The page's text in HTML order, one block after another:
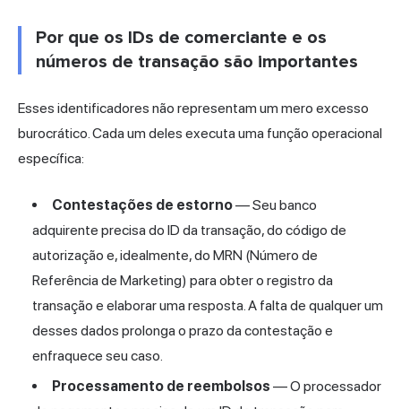
Por que os IDs de comerciante e os
números de transação são importantes
Esses identificadores não representam um mero excesso
burocrático. Cada um deles executa uma função operacional
específica:
Contestações de estorno— Seu banco
adquirente precisa do ID da transação, do código de
autorização e, idealmente, do MRN (Número de
Referência de Marketing) para obter o registro da
transação e elaborar uma resposta. A falta de qualquer um
desses dados prolonga o prazo da contestação e
enfraquece seu caso.
Processamento de reembolsos — O processador